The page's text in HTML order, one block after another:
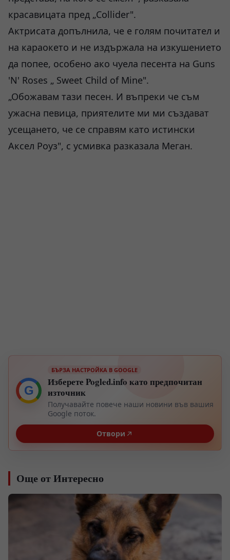
красавицата пред „Collider".
Актрисата допълнила, че е голям почитател и
на караокето и не издържала на изкушението
да попее, особено ако чуела песента на Guns
'N' Roses „ Sweet Child of Mine".
„Обожавам тази песен. И въпреки че съм
ужасна певица, приятелите ми ми създават
усещането, че се справям като истински
Аксел Роуз", с усмивка разказала Меган.
G
БЪРЗА НАСТРОЙКА В GOOGLE
Изберете Pogled.info като предпочитан
източник
Получавайте повече наши новини във вашия
Google поток.
Отвори
Още от Интересно